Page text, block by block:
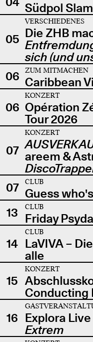
Südpol Slam
05
VERSCHIEDENES
Die ZHB
sich (und
06
ZUM MITMACHEN
Caribbean
06
KONZERT
Opération
Tour 2026
07
KONZERT
areem &
07
CLUB
Guess
13
CLUB
Friday
14
CLUB
LaVIVA –
alle
15
KONZERT
Conducting
16 Explora
Extrem